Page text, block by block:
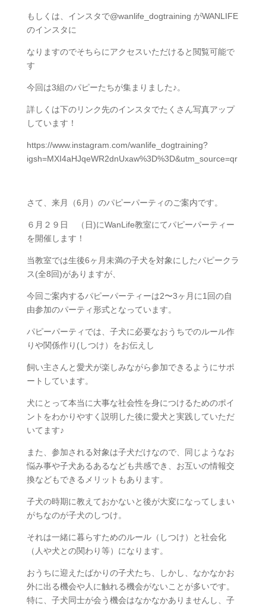
もしくは、インスタで@wanlife_dogtraining がWANLIFE
のインスタに
なりますのでそちらにアクセスいただけると閲覧可能で
す
今回は3組のパピーたちが集まりました♪。
詳しくは下のリンク先のインスタでたくさん写真アップ
しています！
https://www.instagram.com/wanlife_dogtraining?
igsh=MXI4aHJqeWR2dnUxaw%3D%3D&utm_source=qr
さて、来月（6月）のパピーパーティのご案内です。
６月２９日 （日)にWanLife教室にてパピーパーティー
を開催します！
当教室では生後6ヶ月未満の子犬を対象にしたパピークラ
ス(全8回)がありますが、
今回ご案内するパピーパーティーは2〜3ヶ月に1回の自
由参加のパーティ形式となっています。
パピーパーティでは、子犬に必要なおうちでのルール作
りや関係作り(しつけ）をお伝えし
飼い主さんと愛犬が楽しみながら参加できるようにサポ
ートしています。
犬にとって本当に大事な社会性を身につけるためのポイ
ントをわかりやすく説明した後に愛犬と実践していただ
いてます♪
また、参加される対象は子犬だけなので、同じようなお
悩み事や子犬あるあるなども共感でき、お互いの情報交
換などもできるメリットもあります。
子犬の時期に教えておかないと後が大変になってしまい
がちなのが子犬のしつけ。
それは一緒に暮らすためのルール（しつけ）と社会化
（人や犬との関わり等）になります。
おうちに迎えたばかりの子犬たち、しかし、なかなかお
外に出る機会や人に触れる機会がないことが多いです。
特に、子犬同士が会う機会はなかなかありませんし、子